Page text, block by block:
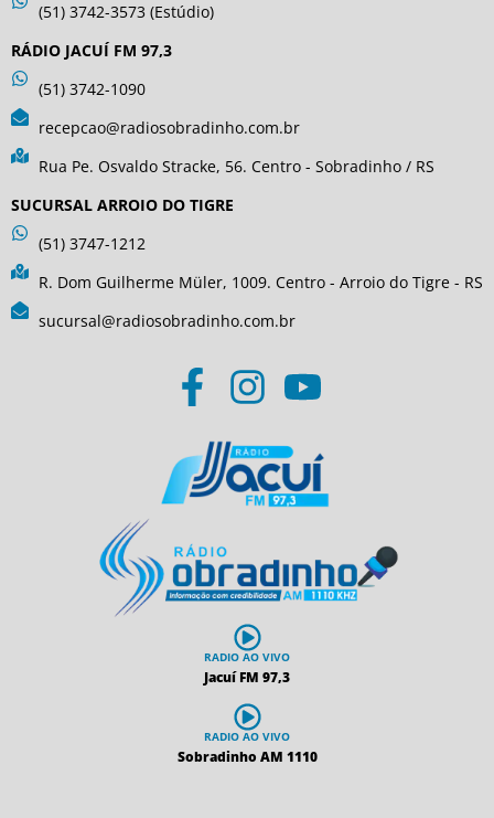
(51) 3742-3573 (Estúdio)
RÁDIO JACUÍ FM 97,3
(51) 3742-1090
recepcao@radiosobradinho.com.br
Rua Pe. Osvaldo Stracke, 56. Centro - Sobradinho / RS
SUCURSAL ARROIO DO TIGRE
(51) 3747-1212
R. Dom Guilherme Müler, 1009. Centro - Arroio do Tigre - RS
sucursal@radiosobradinho.com.br
RADIO AO VIVO
Jacuí FM 97,3
RADIO AO VIVO
Sobradinho AM 1110